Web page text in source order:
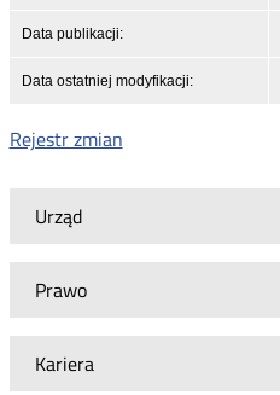
Urząd
Prawo
Kariera
Data publikacji:
Data ostatniej modyfikacji:
Rejestr zmian